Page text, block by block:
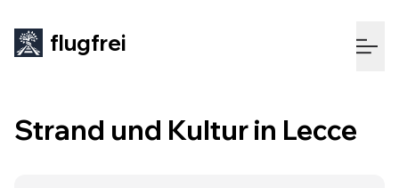
flugfrei
Strand und Kultur in Lecce